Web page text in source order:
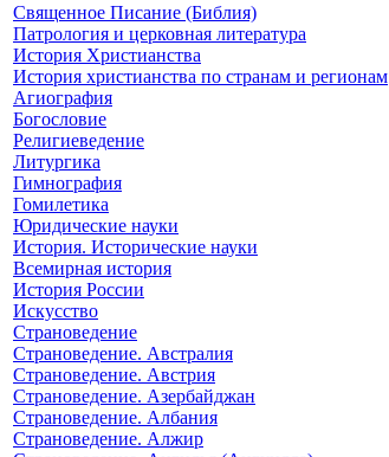
Священное Писание (Библия)
Патрология и церковная литература
История Христианства
История христианства по странам и регионам
Агиография
Богословие
Религиеведение
Литургика
Гимнография
Гомилетика
Юридические науки
История. Исторические науки
Всемирная история
История России
Искусство
Страноведение
Страноведение. Австралия
Страноведение. Австрия
Страноведение. Азербайджан
Страноведение. Албания
Страноведение. Алжир